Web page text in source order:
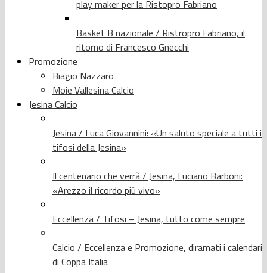
play maker per la Ristopro Fabriano
Basket B nazionale / Ristropro Fabriano, il
ritorno di Francesco Gnecchi
Promozione
Biagio Nazzaro
Moie Vallesina Calcio
Jesina Calcio
Jesina / Luca Giovannini: «Un saluto speciale a tutti i
tifosi della Jesina»
Il centenario che verrà / Jesina, Luciano Barboni:
«Arezzo il ricordo più vivo»
Eccellenza / Tifosi – Jesina, tutto come sempre
Calcio / Eccellenza e Promozione, diramati i calendari
di Coppa Italia